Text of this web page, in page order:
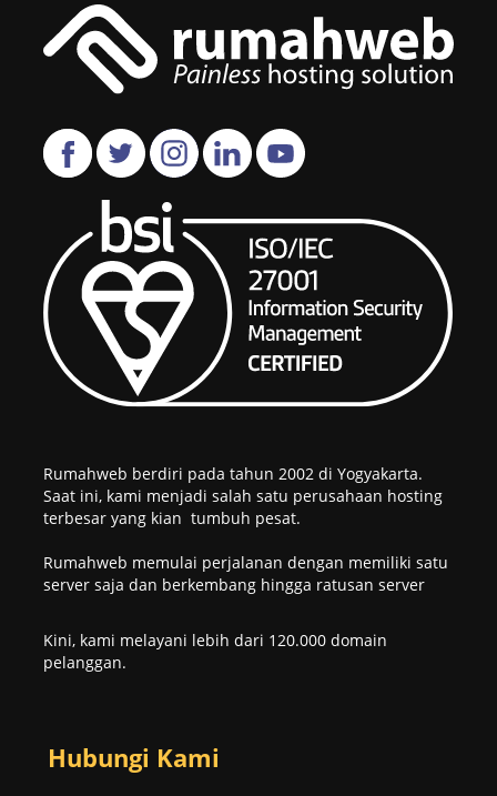
Rumahweb berdiri pada tahun 2002 di Yogyakarta.
Saat ini, kami menjadi salah satu perusahaan hosting
terbesar yang kian tumbuh pesat.
Rumahweb memulai perjalanan dengan memiliki satu
server saja dan berkembang hingga ratusan server
Kini, kami melayani lebih dari 120.000 domain
pelanggan.
Hubungi Kami